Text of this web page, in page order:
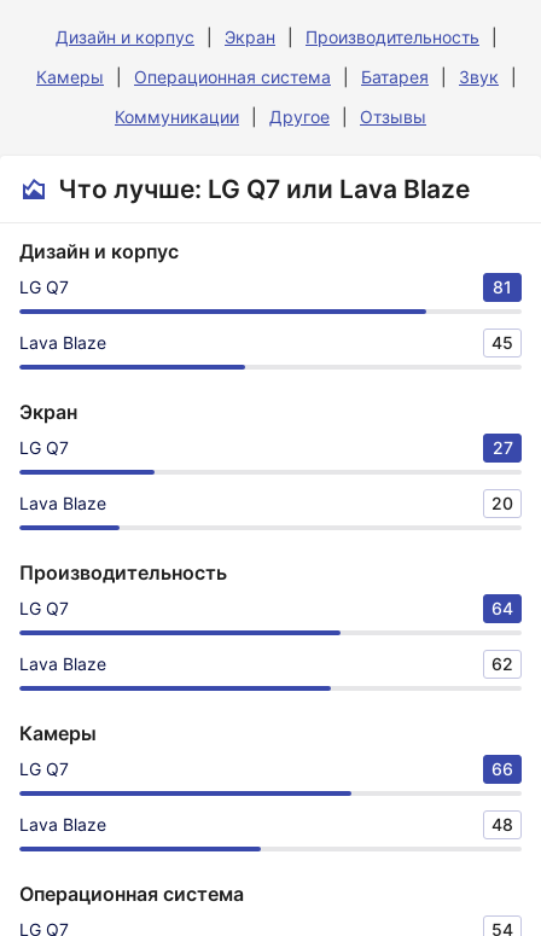
Дизайн и корпус Экран
Производительность
Камеры
Операционная система Батарея
Звук
Коммуникации
Другое Отзывы
Что лучше: LG Q7 или Lava Blaze
Дизайн и корпус
LG Q7 81
Lava Blaze 45
Экран
LG Q7 27
Lava Blaze 20
Производительность
LG Q7 64
Lava Blaze 62
Камеры
LG Q7 66
Lava Blaze 48
Операционная система
LG Q7 54